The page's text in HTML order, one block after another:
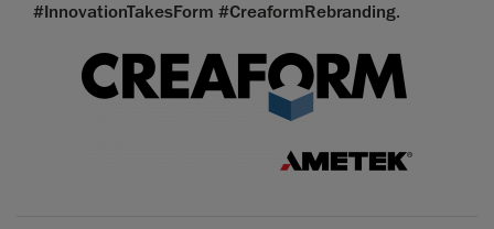
#InnovationTakesForm #CreaformRebranding.